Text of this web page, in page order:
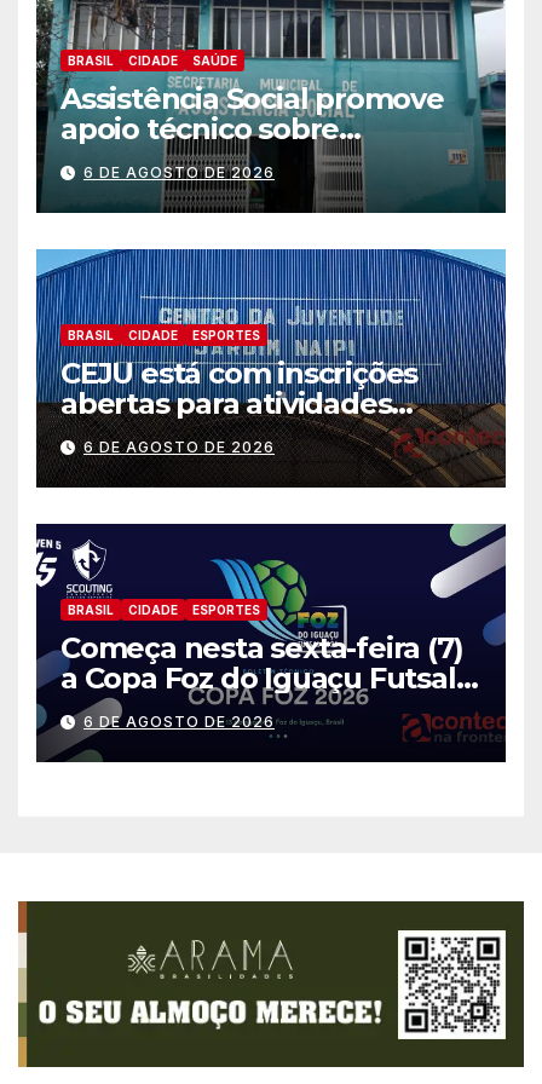
BRASIL CIDADE SAÚDE
Assistência Social promove
apoio técnico sobre
preparação e resposta a
situações de emergência e
calamidade pública
6 DE AGOSTO DE 2026
BRASIL CIDADE ESPORTES
CEJU está com inscrições
abertas para atividades
gratuitas
6 DE AGOSTO DE 2026
BRASIL CIDADE ESPORTES
Começa nesta sexta-feira (7)
a Copa Foz do Iguaçu Futsal
2026 com equipes de quatro
países
6 DE AGOSTO DE 2026